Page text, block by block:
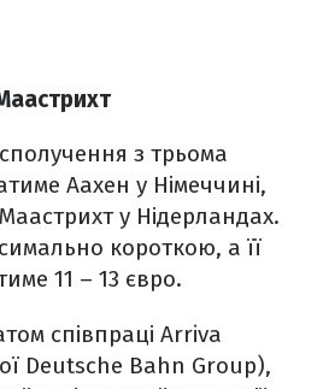
з трьома
Аахен у Німеччині,
у Нідерландах.
короткою, а її
11 – 13 євро.
співпраці Arriva
Deutsche Bahn Group),